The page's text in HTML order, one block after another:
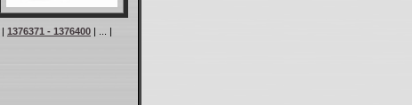
| 1376371 - 1376400 | ... |